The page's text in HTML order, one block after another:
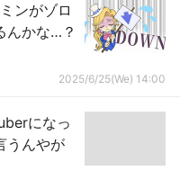
ンがゾロ
んかな…？
2025/6/25(We) 14:00
になっ
うんやが